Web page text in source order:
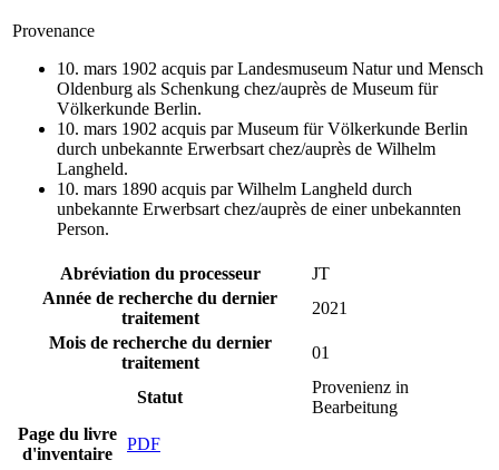
Provenance
10. mars 1902 acquis par Landesmuseum Natur und Mensch
Oldenburg als Schenkung chez/auprès de Museum für
Völkerkunde Berlin.
10. mars 1902 acquis par Museum für Völkerkunde Berlin
durch unbekannte Erwerbsart chez/auprès de Wilhelm
Langheld.
10. mars 1890 acquis par Wilhelm Langheld durch
unbekannte Erwerbsart chez/auprès de einer unbekannten
Person.
Abréviation du processeur
JT
Année de recherche du dernier
traitement
2021
Mois de recherche du dernier
traitement
01
Statut
Provenienz in
Bearbeitung
Page du livre
d'inventaire
PDF